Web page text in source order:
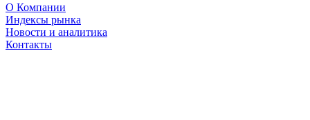
О Компании
Индексы рынка
Новости и аналитика
Контакты